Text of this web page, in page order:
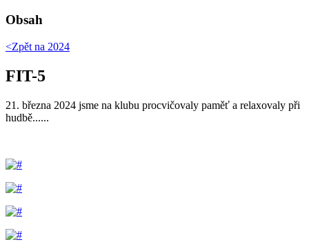
Obsah
<Zpět na 2024
FIT-5
21. března 2024 jsme na klubu procvičovaly paměť a relaxovaly při
hudbě......